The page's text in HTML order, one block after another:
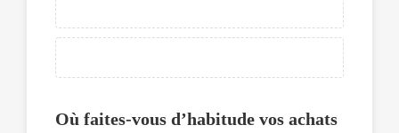
sélectionner,
ce
dernier
pourra
être
avec
Où faites-vous d’habitude vos achats